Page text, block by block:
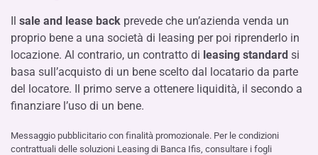
Il sale and lease back prevede che un’azienda venda un
proprio bene a una società di leasing per poi riprenderlo in
locazione. Al contrario, un contratto di leasing standard si
basa sull’acquisto di un bene scelto dal locatario da parte
del locatore. Il primo serve a ottenere liquidità, il secondo a
finanziare l’uso di un bene.
Messaggio pubblicitario con ﬁnalità promozionale. Per le condizioni
contrattuali delle soluzioni Leasing di Banca Ifis, consultare i fogli